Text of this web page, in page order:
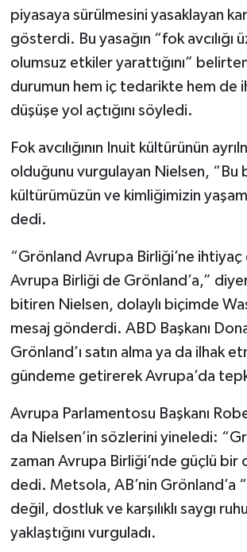
piyasaya sürülmesini yasaklayan
gösterdi. Bu yasağın “fok avcılığı
olumsuz etkiler yarattığını”
durumun hem iç tedarikte hem de
düşüşe yol açtığını söyledi.
Fok avcılığının Inuit kültürünün
olduğunu vurgulayan Nielsen, “Bu
kültürümüzün ve kimliğimizin yaşam
dedi.
“Grönland Avrupa Birliği’ne ihtiyaç
Avrupa Birliği de Grönland’a,”
bitiren Nielsen, dolaylı biçimde
mesaj gönderdi. ABD Başkanı
Grönland’ı satın alma ya da ilhak
gündeme getirerek Avrupa’da
Avrupa Parlamentosu Başkanı
da Nielsen’in sözlerini yineledi:
zaman Avrupa Birliği’nde güçlü bir
dedi. Metsola, AB’nin Grönland’a
değil, dostluk ve karşılıklı saygı
yaklaştığını vurguladı.